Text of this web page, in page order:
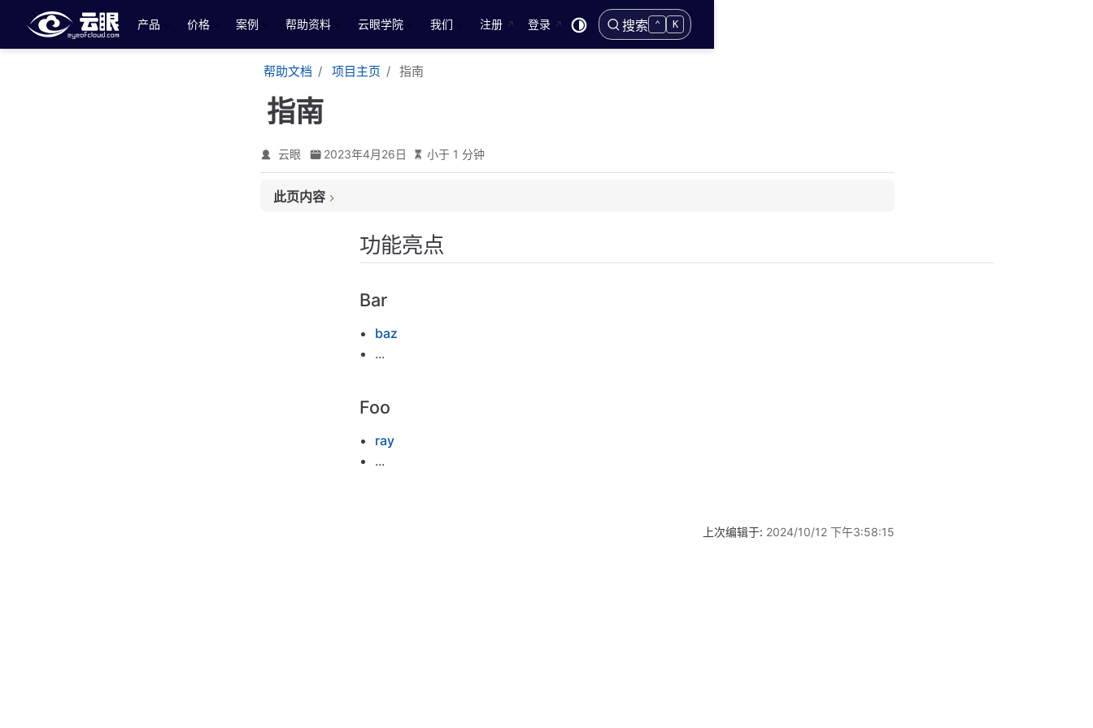
跳至主要內容
产品
价格 案例 帮助资料 云眼学院 我们 注册 登录 搜索 ⌃ K
帮助文档 项目主页 指南
指南
云眼 2023年4月26日 小于 1 分钟
此页内容
功能亮点
Bar
baz
...
Foo
ray
...
上次编辑于: 2024/10/12 下午3:58:15